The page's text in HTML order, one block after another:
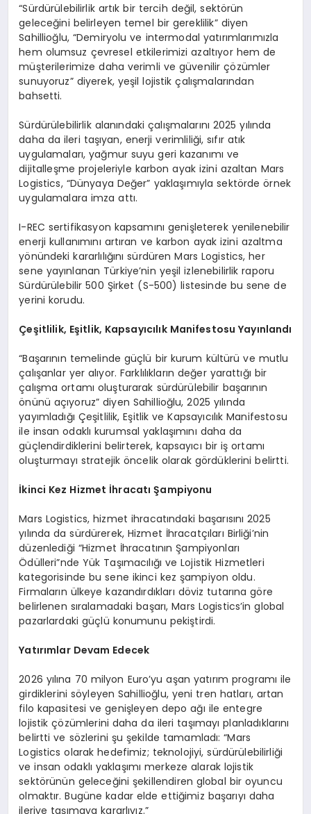
“Sürdürülebilirlik artık bir tercih değil, sektörün
geleceğini belirleyen temel bir gereklilik” diyen
Sahillioğlu, “Demiryolu ve intermodal yatırımlarımızla
hem olumsuz çevresel etkilerimizi azaltıyor hem de
müşterilerimize daha verimli ve güvenilir çözümler
sunuyoruz” diyerek, yeşil lojistik çalışmalarından
bahsetti.
Sürdürülebilirlik alanındaki çalışmalarını 2025 yılında
daha da ileri taşıyan, enerji verimliliği, sıfır atık
uygulamaları, yağmur suyu geri kazanımı ve
dijitalleşme projeleriyle karbon ayak izini azaltan Mars
Logistics, “Dünyaya Değer” yaklaşımıyla sektörde örnek
uygulamalara imza attı.
I-REC sertifikasyon kapsamını genişleterek yenilenebilir
enerji kullanımını artıran ve karbon ayak izini azaltma
yönündeki kararlılığını sürdüren Mars Logistics, her
sene yayınlanan Türkiye’nin yeşil izlenebilirlik raporu
Sürdürülebilir 500 Şirket (S-500) listesinde bu sene de
yerini korudu.
Çeşitlilik, Eşitlik, Kapsayıcılık Manifestosu Yayınlandı
“Başarının temelinde güçlü bir kurum kültürü ve mutlu
çalışanlar yer alıyor. Farklılıkların değer yarattığı bir
çalışma ortamı oluşturarak sürdürülebilir başarının
önünü açıyoruz” diyen Sahillioğlu, 2025 yılında
yayımladığı Çeşitlilik, Eşitlik ve Kapsayıcılık Manifestosu
ile insan odaklı kurumsal yaklaşımını daha da
güçlendirdiklerini belirterek, kapsayıcı bir iş ortamı
oluşturmayı stratejik öncelik olarak gördüklerini belirtti.
İkinci Kez Hizmet İhracatı Şampiyonu
Mars Logistics, hizmet ihracatındaki başarısını 2025
yılında da sürdürerek, Hizmet İhracatçıları Birliği’nin
düzenlediği “Hizmet İhracatının Şampiyonları
Ödülleri”nde Yük Taşımacılığı ve Lojistik Hizmetleri
kategorisinde bu sene ikinci kez şampiyon oldu.
Firmaların ülkeye kazandırdıkları döviz tutarına göre
belirlenen sıralamadaki başarı, Mars Logistics’in global
pazarlardaki güçlü konumunu pekiştirdi.
Yatırımlar Devam Edecek
2026 yılına 70 milyon Euro’yu aşan yatırım programı ile
girdiklerini söyleyen Sahillioğlu, yeni tren hatları, artan
filo kapasitesi ve genişleyen depo ağı ile entegre
lojistik çözümlerini daha da ileri taşımayı planladıklarını
belirtti ve sözlerini şu şekilde tamamladı: “Mars
Logistics olarak hedefimiz; teknolojiyi, sürdürülebilirliği
ve insan odaklı yaklaşımı merkeze alarak lojistik
sektörünün geleceğini şekillendiren global bir oyuncu
olmaktır. Bugüne kadar elde ettiğimiz başarıyı daha
ileriye taşımaya kararlıyız.”